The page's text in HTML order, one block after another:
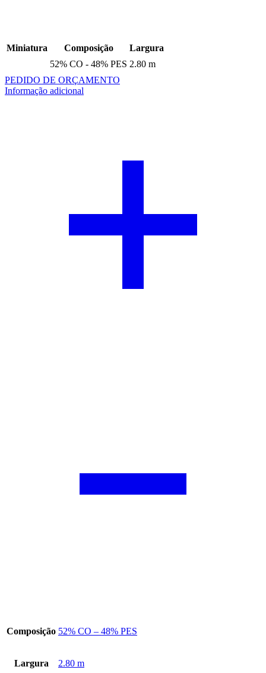
Miniatura Composição
Largura
52% CO - 48% PES 2.80 m
PEDIDO DE ORÇAMENTO
Informação adicional
Composição 52% CO – 48% PES
Largura 2.80 m